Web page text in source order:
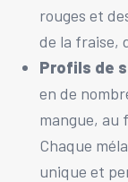
rouges et
de la fraise,
Profils de
en de
mangue, au
Chaque
unique et